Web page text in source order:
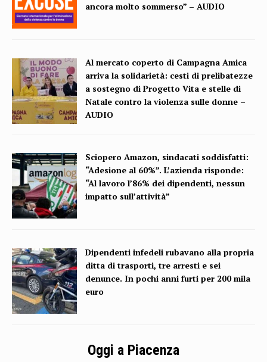
ancora molto sommerso” – AUDIO
Al mercato coperto di Campagna Amica
arriva la solidarietà: cesti di prelibatezze
a sostegno di Progetto Vita e stelle di
Natale contro la violenza sulle donne –
AUDIO
Sciopero Amazon, sindacati soddisfatti:
“Adesione al 60%”. L’azienda risponde:
“Al lavoro l’86% dei dipendenti, nessun
impatto sull’attività”
Dipendenti infedeli rubavano alla propria
ditta di trasporti, tre arresti e sei
denunce. In pochi anni furti per 200 mila
euro
Oggi a Piacenza